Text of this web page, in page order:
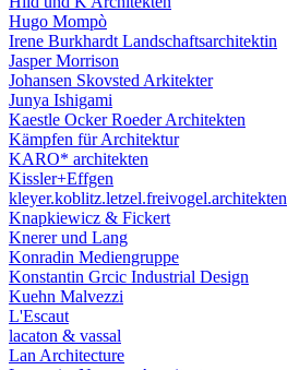
Hugo Mompò
Irene Burkhardt Landschaftsarchitektin
Jasper Morrison
Johansen Skovsted Arkitekter
Junya Ishigami
Kaestle Ocker Roeder Architekten
Kämpfen für Architektur
KARO* architekten
Kissler+Effgen
kleyer.koblitz.letzel.freivogel.architekten
Knapkiewicz & Fickert
Knerer und Lang
Konradin Mediengruppe
Konstantin Grcic Industrial Design
Kuehn Malvezzi
L'Escaut
lacaton & vassal
Lan Architecture